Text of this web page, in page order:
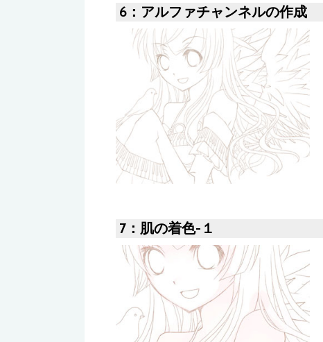
6：アルファチャンネルの作成
7：肌の着色-１